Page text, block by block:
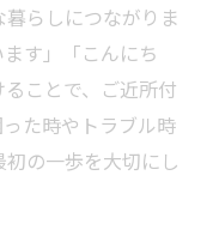
らしにつながりま
す」「こんにち
ことで、ご近所付
た時やトラブル時
の一歩を大切にし